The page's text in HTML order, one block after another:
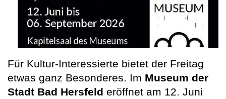
Für Kultur-Interessierte bietet der Freitag
etwas ganz Besonderes. Im Museum der
Stadt Bad Hersfeld eröffnet am 12. Juni